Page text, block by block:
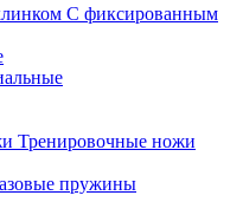
С фиксированным
Тренировочные ножи
пружины